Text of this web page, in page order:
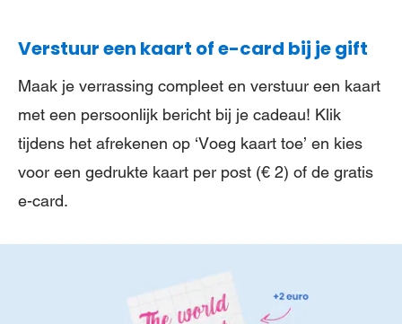
Verstuur een kaart of e-card bij je gift
Maak je verrassing compleet en verstuur een kaart
met een persoonlijk bericht bij je cadeau! Klik
tijdens het afrekenen op ‘Voeg kaart toe’ en kies
voor een gedrukte kaart per post (€ 2) of de gratis
e-card.